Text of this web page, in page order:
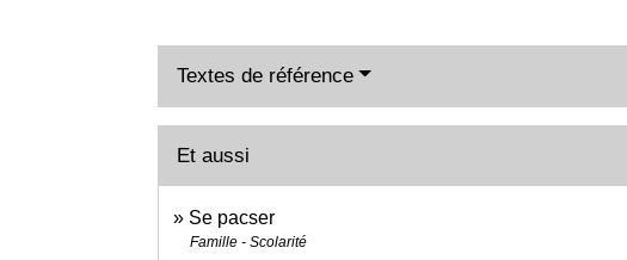
Textes de référence
Et aussi
Se pacser
Famille - Scolarité